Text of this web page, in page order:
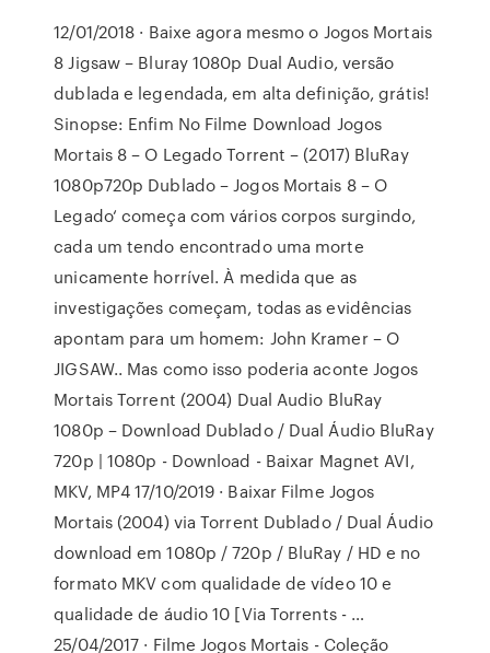
12/01/2018 · Baixe agora mesmo o Jogos Mortais
8 Jigsaw – Bluray 1080p Dual Audio, versão
dublada e legendada, em alta definição, grátis!
Sinopse: Enfim No Filme Download Jogos
Mortais 8 – O Legado Torrent – (2017) BluRay
1080p720p Dublado – Jogos Mortais 8 – O
Legado‘ começa com vários corpos surgindo,
cada um tendo encontrado uma morte
unicamente horrível. À medida que as
investigações começam, todas as evidências
apontam para um homem: John Kramer – O
JIGSAW.. Mas como isso poderia aconte Jogos
Mortais Torrent (2004) Dual Audio BluRay
1080p – Download Dublado / Dual Áudio BluRay
720p | 1080p - Download - Baixar Magnet AVI,
MKV, MP4 17/10/2019 · Baixar Filme Jogos
Mortais (2004) via Torrent Dublado / Dual Áudio
download em 1080p / 720p / BluRay / HD e no
formato MKV com qualidade de vídeo 10 e
qualidade de áudio 10 [Via Torrents - …
25/04/2017 · Filme Jogos Mortais - Coleção